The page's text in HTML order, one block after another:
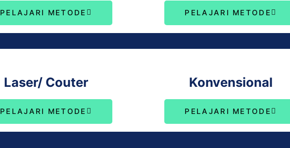
PELAJARI METODE PELAJARI METODE
Laser/ Couter
PELAJARI METODE
Konvensional
PELAJARI METODE